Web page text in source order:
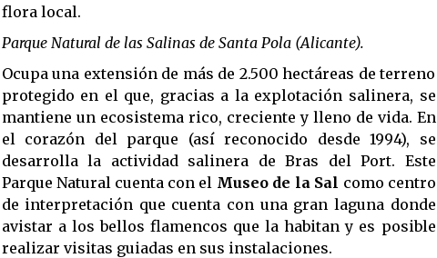
flora local.
Parque Natural de las Salinas de Santa Pola (Alicante).
Ocupa una extensión de más de 2.500 hectáreas de terreno
protegido en el que, gracias a la explotación salinera, se
mantiene un ecosistema rico, creciente y lleno de vida. En
el corazón del parque (así reconocido desde 1994), se
desarrolla la actividad salinera de Bras del Port. Este
Parque Natural cuenta con el Museo de la Sal como centro
de interpretación que cuenta con una gran laguna donde
avistar a los bellos flamencos que la habitan y es posible
realizar visitas guiadas en sus instalaciones.